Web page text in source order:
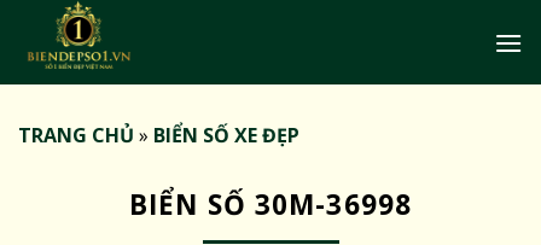
TRANG CHỦ » BIỂN SỐ XE ĐẸP
BIỂN SỐ 30M-36998